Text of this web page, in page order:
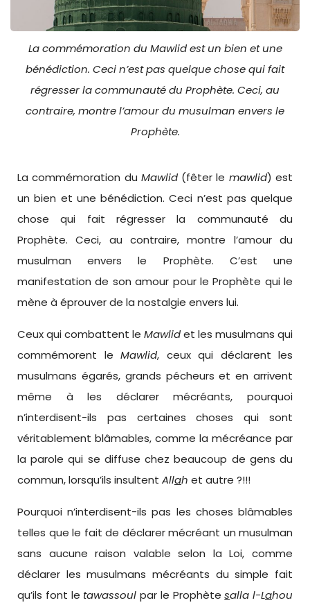
La commémoration du Mawlid est un bien et une
bénédiction. Ceci n’est pas quelque chose qui fait
régresser la communauté du Prophète. Ceci, au
contraire, montre l’amour du musulman envers le
Prophète.
La commémoration du Mawlid(fêter le mawlid) est
un bien et une bénédiction. Ceci n’est pas quelque
chose qui fait régresser la communauté du
Prophète. Ceci, au contraire, montre l’amour du
musulman envers le Prophète. C’est une
manifestation de son amour pour le Prophète qui le
mène à éprouver de la nostalgie envers lui.
Ceux qui combattent le Mawlidet les musulmans qui
commémorent le Mawlid, ceux qui déclarent les
musulmans égarés, grands pécheurs et en arrivent
même à les déclarer mécréants, pourquoi
n’interdisent-ils pas certaines choses qui sont
véritablement blâmables, comme la mécréance par
la parole qui se diffuse chez beaucoup de gens du
commun, lorsqu’ils insultent Allah et autre ?!!!
Pourquoi n’interdisent-ils pas les choses blâmables
telles que le fait de déclarer mécréant un musulman
sans aucune raison valable selon la Loi, comme
déclarer les musulmans mécréants du simple fait
qu’ils font le tawassoul par le Prophètesalla l-Lahou